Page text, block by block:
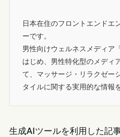
日本在住のフロントエンドエ
ーです。
男性向けウェルネスメディ
はじめ、男性特化型のメディ
て、マッサージ・リラクゼー
タイルに関する実用的な情報
生成AIツールを利用した記